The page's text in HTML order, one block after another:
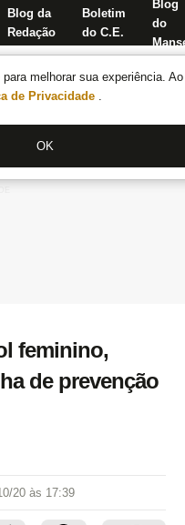
melhorar sua experiência.
de Privacidade .
OK
Blog da
Redação
Boletim
do C.E.
Blog
do
feminino,
de prevenção
20 às 17:39